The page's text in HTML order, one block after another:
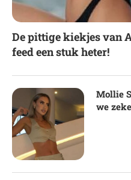
De pittige kiekjes van
feed een stuk heter!
Mollie
we